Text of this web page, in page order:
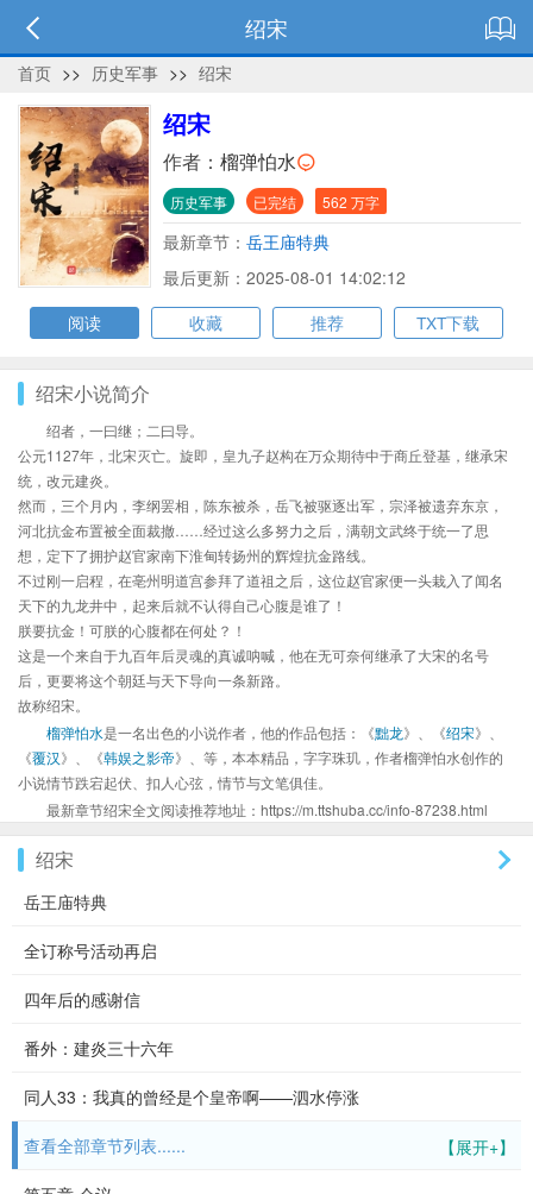
绍宋
首页 >> 历史军事 >> 绍宋
绍宋
作者： 榴弹怕水
历史军事 已完结 562 万字
最新章节： 岳王庙特典
最后更新：2025-08-01 14:02:12
阅读
收藏 推荐 TXT下载
绍宋小说简介
绍者，一曰继；二曰导。
公元1127年，北宋灭亡。旋即，皇九子赵构在万众期待中于商丘登基，继承宋
统，改元建炎。
然而，三个月内，李纲罢相，陈东被杀，岳飞被驱逐出军，宗泽被遗弃东京，
河北抗金布置被全面裁撤……经过这么多努力之后，满朝文武终于统一了思
想，定下了拥护赵官家南下淮甸转扬州的辉煌抗金路线。
不过刚一启程，在亳州明道宫参拜了道祖之后，这位赵官家便一头栽入了闻名
天下的九龙井中，起来后就不认得自己心腹是谁了！
朕要抗金！可朕的心腹都在何处？！
这是一个来自于九百年后灵魂的真诚呐喊，他在无可奈何继承了大宋的名号
后，更要将这个朝廷与天下导向一条新路。
故称绍宋。
榴弹怕水是一名出色的小说作者，他的作品包括：《黜龙》、《绍宋》、
《覆汉》、《韩娱之影帝》、等，本本精品，字字珠玑，作者榴弹怕水创作的
小说情节跌宕起伏、扣人心弦，情节与文笔俱佳。
最新章节绍宋全文阅读推荐地址：https://m.ttshuba.cc/info-87238.html
绍宋
岳王庙特典
全订称号活动再启
四年后的感谢信
番外：建炎三十六年
同人33：我真的曾经是个皇帝啊——泗水停涨
【展开+】
查看全部章节列表......